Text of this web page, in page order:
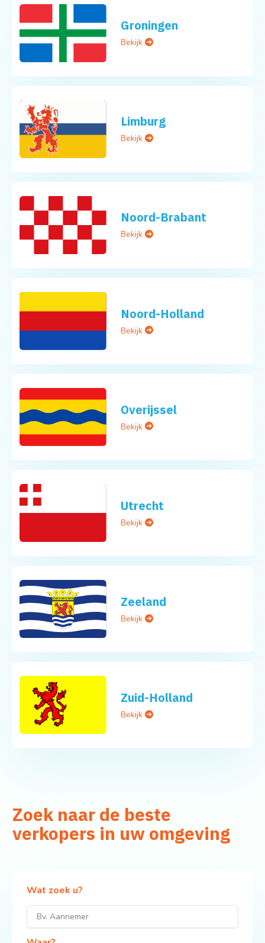
Groningen
Bekijk
Limburg
Bekijk
Noord-Brabant
Bekijk
Noord-Holland
Bekijk
Overijssel
Bekijk
Utrecht
Bekijk
Zeeland
Bekijk
Zuid-Holland
Bekijk
Zoek naar de beste
verkopers in uw omgeving
Wat zoek u?